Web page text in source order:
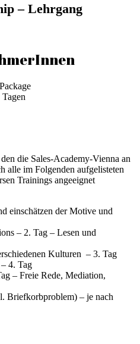
– Lehrgang
die Sales-Academy-Vienna an
alle im Folgenden aufgelisteten
Trainings angeeignet
einschätzen der Motive und
– 2. Tag – Lesen und
Kulturen – 3. Tag
4. Tag
– Freie Rede, Mediation,
Briefkorbproblem) – je nach